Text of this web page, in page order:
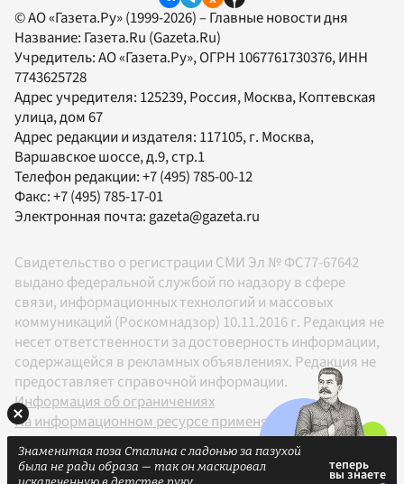
© АО «Газета.Ру» (1999-2026) – Главные новости дня
Название: Газета.Ru (Gazeta.Ru)
Учредитель:АО «Газета.Ру», ОГРН 1067761730376, ИНН
7743625728
Адрес учредителя: 125239, Россия, Москва, Коптевская
улица, дом 67
Адрес редакции и издателя: 117105, г. Москва,
Варшавское шоссе, д.9, стр.1
Телефон редакции:+7 (495) 785-00-12
Факс:+7 (495) 785-17-01
Электронная почта:gazeta@gazeta.ru
Свидетельство о регистрации СМИ Эл № ФС77-67642
выдано федеральной службой по надзору в сфере
связи, информационных технологий и массовых
коммуникаций (Роскомнадзор) 10.11.2016 г. Редакция не
несет ответственности за достоверность информации,
содержащейся в рекламных объявлениях. Редакция не
предоставляет справочной информации.
Информация об ограничениях
На информационном ресурсе применяются
рекомендательные технологии в соответствии с
Правилами
Знаменитая поза Сталина с ладонью за пазухой
была не ради образа — так он маскировал